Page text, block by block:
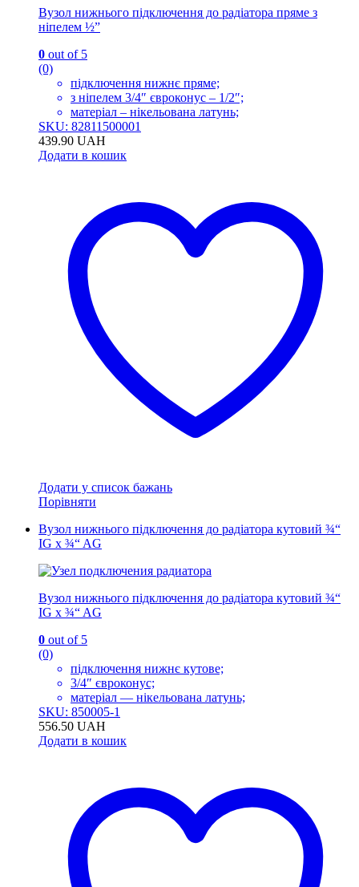
Вузол нижнього підключення до радіатора пряме з
ніпелем ½”
0 out of 5
(0)
підключення нижнє пряме;
з ніпелем 3/4″ євроконус – 1/2″;
матеріал – нікельована латунь;
SKU: 82811500001
439.90 UAH
Додати в кошик
Додати у список бажань
Порівняти
Вузол нижнього підключення до радіатора кутовий ¾“
IG x ¾“ AG
Вузол нижнього підключення до радіатора кутовий ¾“
IG x ¾“ AG
0 out of 5
(0)
підключення нижнє кутове;
3/4″ євроконус;
матеріал — нікельована латунь;
SKU: 850005-1
556.50 UAH
Додати в кошик